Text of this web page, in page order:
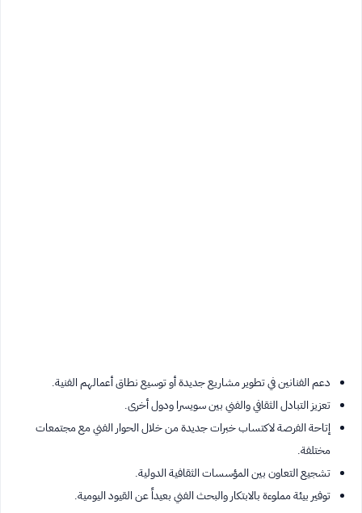
دعم الفنانين في تطوير مشاريع جديدة أو توسيع نطاق أعمالهم الفنية.
تعزيز التبادل الثقافي والفني بين سويسرا ودول أخرى.
إتاحة الفرصة لاكتساب خبرات جديدة من خلال الحوار الفني مع مجتمعات
مختلفة.
تشجيع التعاون بين المؤسسات الثقافية الدولية.
توفير بيئة مملوءة بالابتكار والبحث الفني بعيداً عن القيود اليومية.